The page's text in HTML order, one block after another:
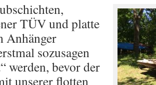
TÜV und platte
Anhänger
sozusagen
werden, bevor der
unserer flotten